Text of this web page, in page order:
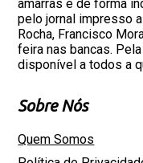
amarras e de forma
pelo jornal impresso
Rocha, Francisco
feira nas bancas.
disponível a todos a
Sobre Nós
Quem Somos